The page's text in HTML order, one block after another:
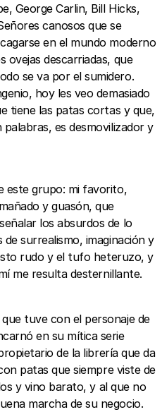
George Carlin, Bill Hicks,
canosos que se
en el mundo moderno
ovejas descarriadas, que
se va por el sumidero.
hoy les veo demasiado
tiene las patas cortas y que,
es desmovilizador y
este grupo: mi favorito,
y guasón, que
los absurdos de lo
surrealismo, imaginación y
rudo y el tufo heteruzo, y
me resulta desternillante.
tuve con el personaje de
en su mítica serie
de la librería que da
patas que siempre viste de
y vino barato, y al que no
marcha de su negocio.